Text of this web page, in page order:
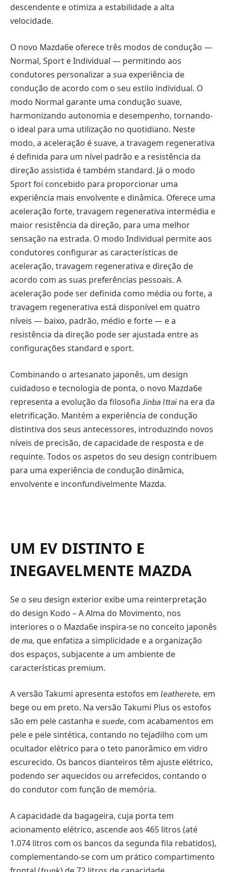
descendente e otimiza a estabilidade a alta
velocidade.
O novo Mazda6e oferece três modos de condução —
Normal, Sport e Individual — permitindo aos
condutores personalizar a sua experiência de
condução de acordo com o seu estilo individual. O
modo Normal garante uma condução suave,
harmonizando autonomia e desempenho, tornando-
o ideal para uma utilização no quotidiano. Neste
modo, a aceleração é suave, a travagem regenerativa
é definida para um nível padrão e a resistência da
direção assistida é também standard. Já o modo
Sport foi concebido para proporcionar uma
experiência mais envolvente e dinâmica. Oferece uma
aceleração forte, travagem regenerativa intermédia e
maior resistência da direção, para uma melhor
sensação na estrada. O modo Individual permite aos
condutores configurar as características de
aceleração, travagem regenerativa e direção de
acordo com as suas preferências pessoais. A
aceleração pode ser definida como média ou forte, a
travagem regenerativa está disponível em quatro
níveis — baixo, padrão, médio e forte — e a
resistência da direção pode ser ajustada entre as
configurações standard e sport.
Combinando o artesanato japonês, um design
cuidadoso e tecnologia de ponta, o novo Mazda6e
representa a evolução da filosofia Jinba Ittai na era da
eletrificação. Mantém a experiência de condução
distintiva dos seus antecessores, introduzindo novos
níveis de precisão, de capacidade de resposta e de
requinte. Todos os aspetos do seu design contribuem
para uma experiência de condução dinâmica,
envolvente e inconfundivelmente Mazda.
UM EV DISTINTO E
INEGAVELMENTE MAZDA
Se o seu design exterior exibe uma reinterpretação
do design Kodo – A Alma do Movimento, nos
interiores o o Mazda6e inspira-se no conceito japonês
de ma, que enfatiza a simplicidade e a organização
dos espaços, subjacente a um ambiente de
características premium.
A versão Takumi apresenta estofos em leatherete, em
bege ou em preto. Na versão Takumi Plus os estofos
são em pele castanha e suede, com acabamentos em
pele e pele sintética, contando no tejadilho com um
ocultador elétrico para o teto panorâmico em vidro
escurecido. Os bancos dianteiros têm ajuste elétrico,
podendo ser aquecidos ou arrefecidos, contando o
do condutor com função de memória.
A capacidade da bagageira, cuja porta tem
acionamento elétrico, ascende aos 465 litros (até
1.074 litros com os bancos da segunda fila rebatidos),
complementando-se com um prático compartimento